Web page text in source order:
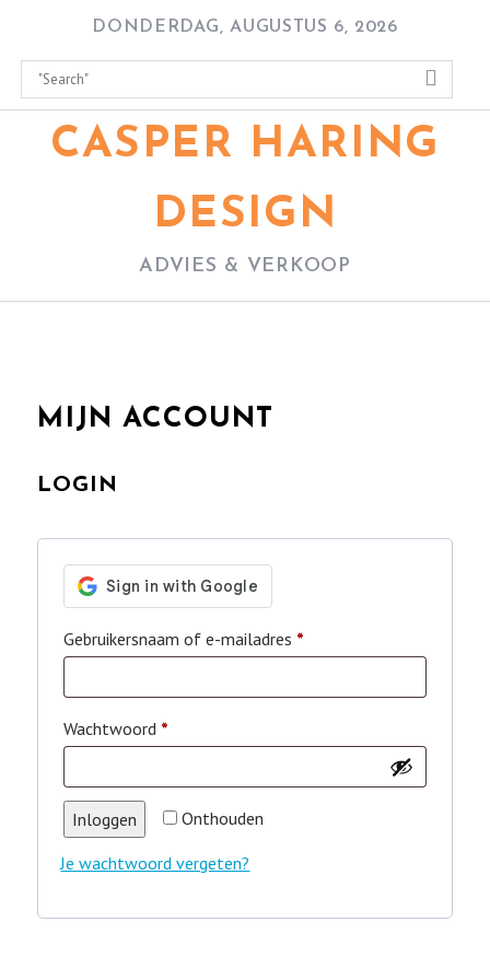
content
DONDERDAG, AUGUSTUS 6, 2026
CASPER HARING
DESIGN
ADVIES & VERKOOP
MIJN ACCOUNT
LOGIN
Gebruikersnaam of e-mailadres *
Wachtwoord *
Onthouden
Inloggen
Je wachtwoord vergeten?